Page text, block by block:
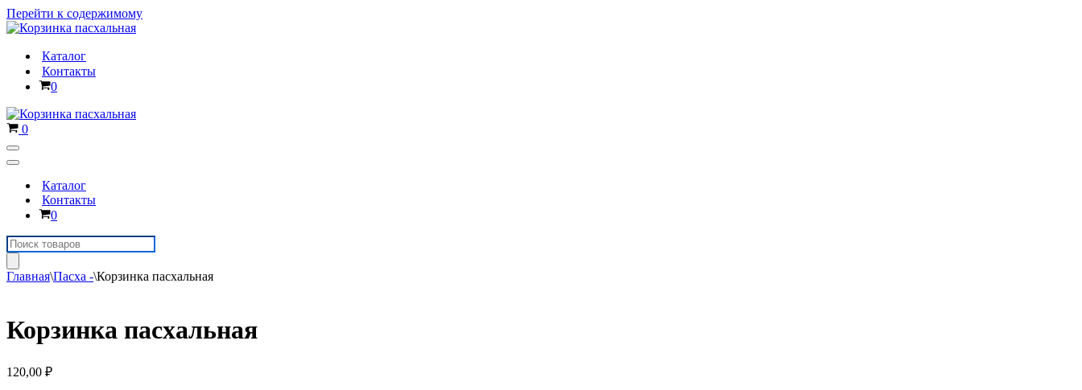
Перейти к содержимому
Каталог
Контакты
Корзина
0
Корзина
0
Меню
навигации
Меню
навигацииКаталог
Контакты
Корзина
0
Поиск
товаров
Главная\Пасха -\Корзинка пасхальная
Корзинка пасхальная
120,00 ₽